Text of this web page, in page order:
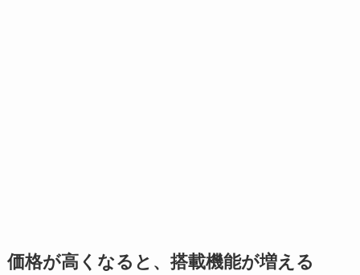
価格が高くなると、搭載機能が増える